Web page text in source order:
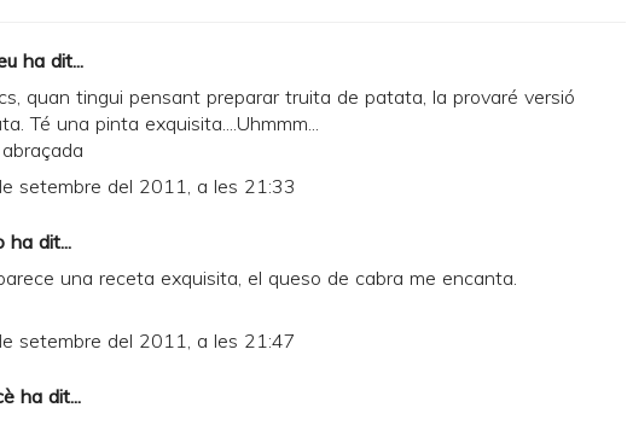
n
y
a
ha dit...
quan tingui pensant preparar truita de patata, la provaré versió
Té una pinta exquisita....Uhmmm...
setembre del 2011, a les 21:33
ha dit...
una receta exquisita, el queso de cabra me encanta.
setembre del 2011, a les 21:47
ha dit...